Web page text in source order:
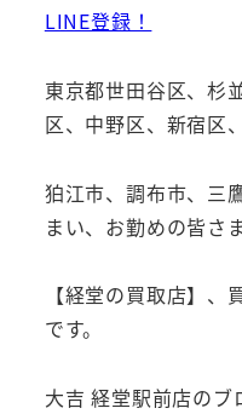
LINE登録！
東京都世田谷区、杉
区、中野区、新宿区
狛江市、調布市、三
まい、お勤めの皆さ
【経堂の買取店】
です。
大吉 経堂駅前店のブ